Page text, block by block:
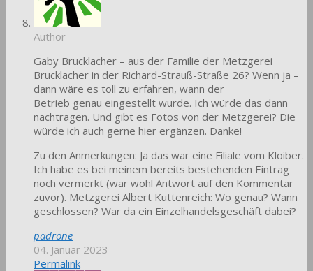
Author
Gaby Brucklacher – aus der Familie der Metzgerei
Brucklacher in der Richard-Strauß-Straße 26? Wenn ja –
dann wäre es toll zu erfahren, wann der
Betrieb genau eingestellt wurde. Ich würde das dann
nachtragen. Und gibt es Fotos von der Metzgerei? Die
würde ich auch gerne hier ergänzen. Danke!
Zu den Anmerkungen: Ja das war eine Filiale vom Kloiber.
Ich habe es bei meinem bereits bestehenden Eintrag
noch vermerkt (war wohl Antwort auf den Kommentar
zuvor). Metzgerei Albert Kuttenreich: Wo genau? Wann
geschlossen? War da ein Einzelhandelsgeschäft dabei?
padrone
04. Januar 2023
Permalink